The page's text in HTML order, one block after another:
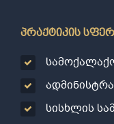
პრაქტიკის
სისხლის